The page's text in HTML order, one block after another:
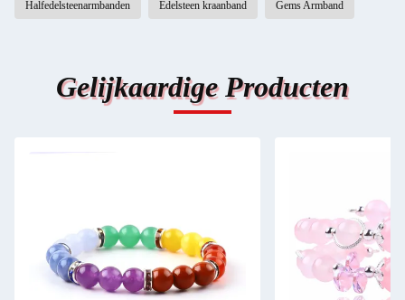
Halfedelsteenarmbanden Edelsteen kraanband Gems Armband
Gelijkaardige Producten